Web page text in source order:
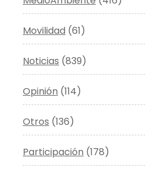
Movilidad (61)
Noticias (839)
Opinión (114)
Otros (136)
Participación (178)